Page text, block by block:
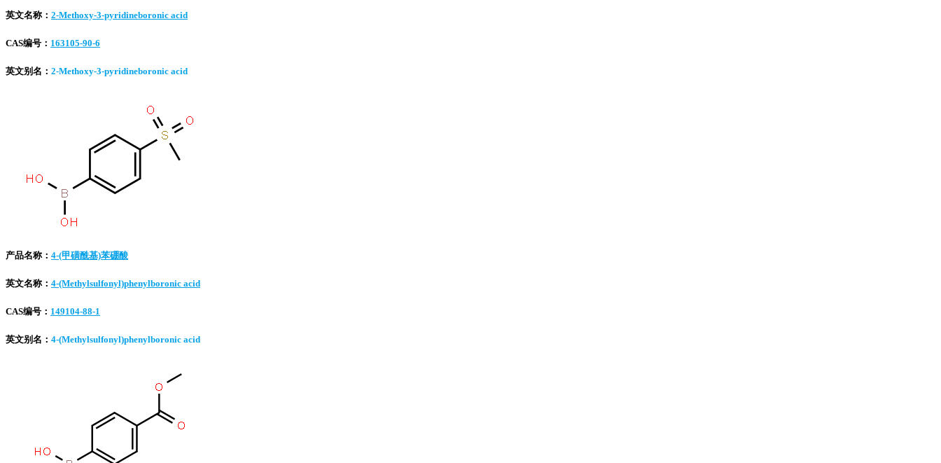
英文名称： 2-Methoxy-3-pyridineboronic acid
CAS编号： 163105-90-6
英文别名： 2-Methoxy-3-pyridineboronic acid
产品名称： 4-(甲磺酰基)苯硼酸
英文名称： 4-(Methylsulfonyl)phenylboronic acid
CAS编号： 149104-88-1
英文别名： 4-(Methylsulfonyl)phenylboronic acid